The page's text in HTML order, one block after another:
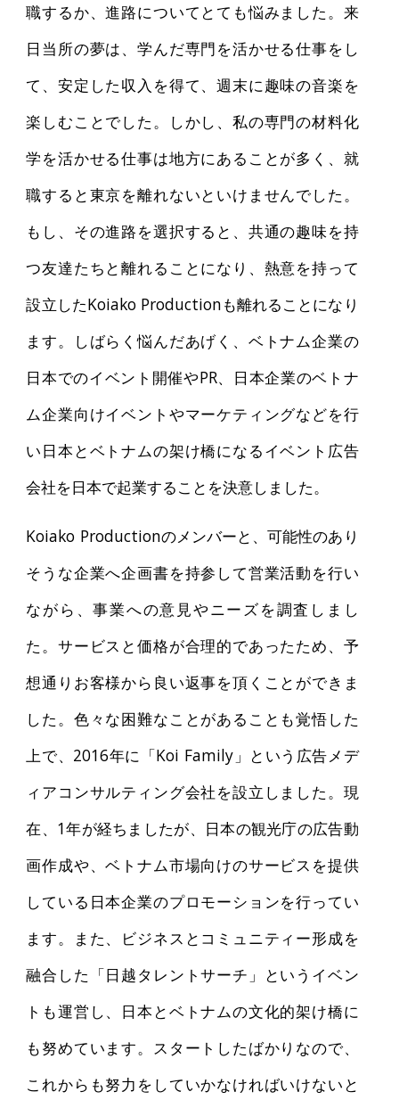
職するか、進路についてとても悩みました。来
日当所の夢は、学んだ専門を活かせる仕事をし
て、安定した収入を得て、週末に趣味の音楽を
楽しむことでした。しかし、私の専門の材料化
学を活かせる仕事は地方にあることが多く、就
職すると東京を離れないといけませんでした。
もし、その進路を選択すると、共通の趣味を持
つ友達たちと離れることになり、熱意を持って
設立したKoiako Productionも離れることになり
ます。しばらく悩んだあげく、ベトナム企業の
日本でのイベント開催やPR、日本企業のベトナ
ム企業向けイベントやマーケティングなどを行
い日本とベトナムの架け橋になるイベント広告
会社を日本で起業することを決意しました。
Koiako Productionのメンバーと、可能性のあり
そうな企業へ企画書を持参して営業活動を行い
ながら、事業への意見やニーズを調査しまし
た。サービスと価格が合理的であったため、予
想通りお客様から良い返事を頂くことができま
した。色々な困難なことがあることも覚悟した
上で、2016年に「Koi Family」という広告メデ
ィアコンサルティング会社を設立しました。現
在、1年が経ちましたが、日本の観光庁の広告動
画作成や、ベトナム市場向けのサービスを提供
している日本企業のプロモーションを行ってい
ます。また、ビジネスとコミュニティー形成を
融合した「日越タレントサーチ」というイベン
トも運営し、日本とベトナムの文化的架け橋に
も努めています。スタートしたばかりなので、
これからも努力をしていかなければいけないと